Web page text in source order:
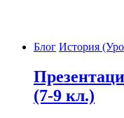
Блог История
(7-9 кл.)